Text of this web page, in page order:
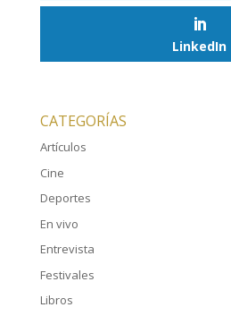
LinkedIn
CATEGORÍAS
Artículos
Cine
Deportes
En vivo
Entrevista
Festivales
Libros